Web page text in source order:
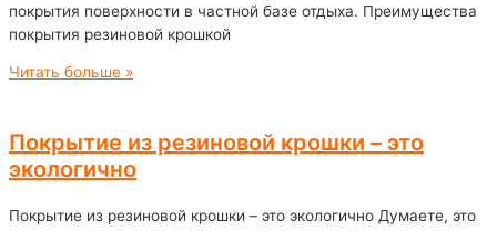
покрытия поверхности в частной базе отдыха. Преимущества
покрытия резиновой крошкой
Читать больше »
Покрытие из резиновой крошки – это
экологично
Покрытие из резиновой крошки – это экологично Думаете, это